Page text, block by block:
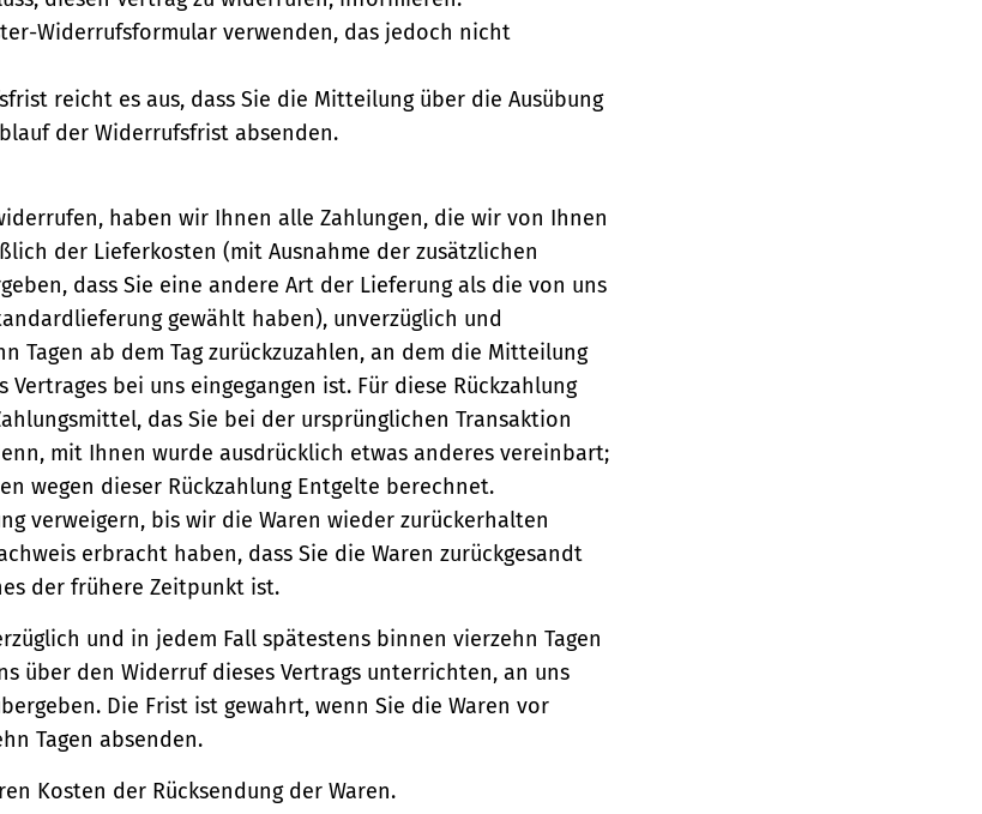
Widerrufsformular verwenden, das jedoch nicht
reicht es aus, dass Sie die Mitteilung über die Ausübung
der Widerrufsfrist absenden.
haben wir Ihnen alle Zahlungen, die wir von Ihnen
der Lieferkosten (mit Ausnahme der zusätzlichen
dass Sie eine andere Art der Lieferung als die von uns
gewählt haben), unverzüglich und
Tagen ab dem Tag zurückzuzahlen, an dem die Mitteilung
bei uns eingegangen ist. Für diese Rückzahlung
das Sie bei der ursprünglichen Transaktion
mit Ihnen wurde ausdrücklich etwas anderes vereinbart;
wegen dieser Rückzahlung Entgelte berechnet.
verweigern, bis wir die Waren wieder zurückerhalten
erbracht haben, dass Sie die Waren zurückgesandt
der frühere Zeitpunkt ist.
und in jedem Fall spätestens binnen vierzehn Tagen
über den Widerruf dieses Vertrags unterrichten, an uns
Die Frist ist gewahrt, wenn Sie die Waren vor
Tagen absenden.
Kosten der Rücksendung der Waren.